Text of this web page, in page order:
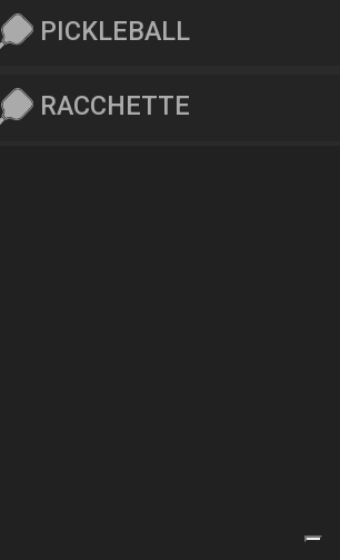
PICKLEBALL
RACCHETTE